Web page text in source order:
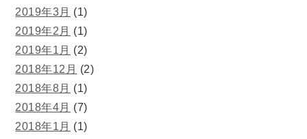
2019年3月 (1)
2019年2月 (1)
2019年1月 (2)
2018年12月 (2)
2018年8月 (1)
2018年4月 (7)
2018年1月 (1)